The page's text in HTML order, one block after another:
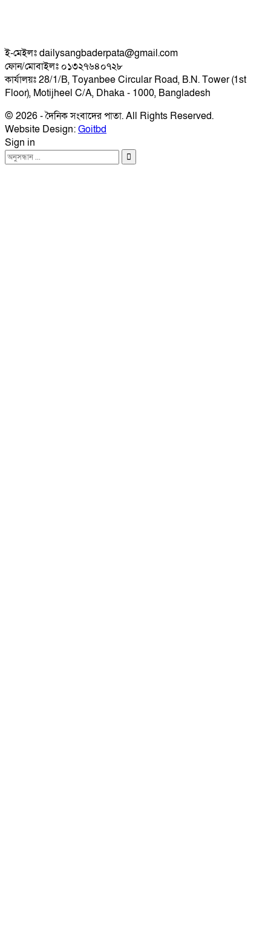
ই-মেইলঃ dailysangbaderpata@gmail.com
ফোন/মোবাইলঃ ০১৩২৭৬৪০৭২৮
কার্যালয়ঃ 28/1/B, Toyanbee Circular Road, B.N. Tower (1st
Floor), Motijheel C/A, Dhaka - 1000, Bangladesh
© 2026 - দৈনিক সংবাদের পাতা. All Rights Reserved.
Website Design:Goitbd
Sign in